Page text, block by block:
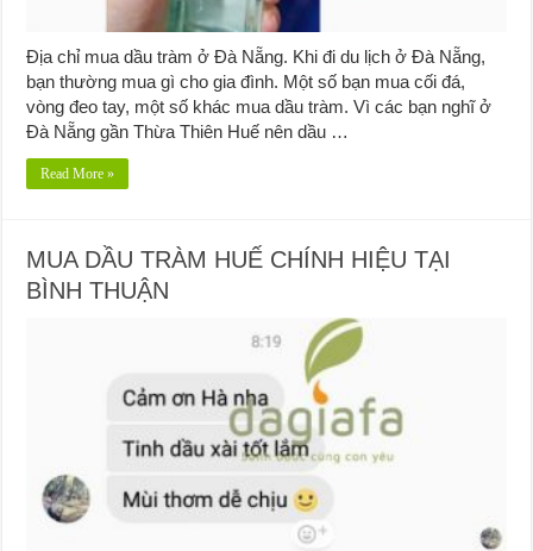
Địa chỉ mua dầu tràm ở Đà Nẵng. Khi đi du lịch ở Đà Nẵng,
bạn thường mua gì cho gia đình. Một số bạn mua cối đá,
vòng đeo tay, một số khác mua dầu tràm. Vì các bạn nghĩ ở
Đà Nẵng gần Thừa Thiên Huế nên dầu …
Read More »
MUA DẦU TRÀM HUẾ CHÍNH HIỆU TẠI
BÌNH THUẬN